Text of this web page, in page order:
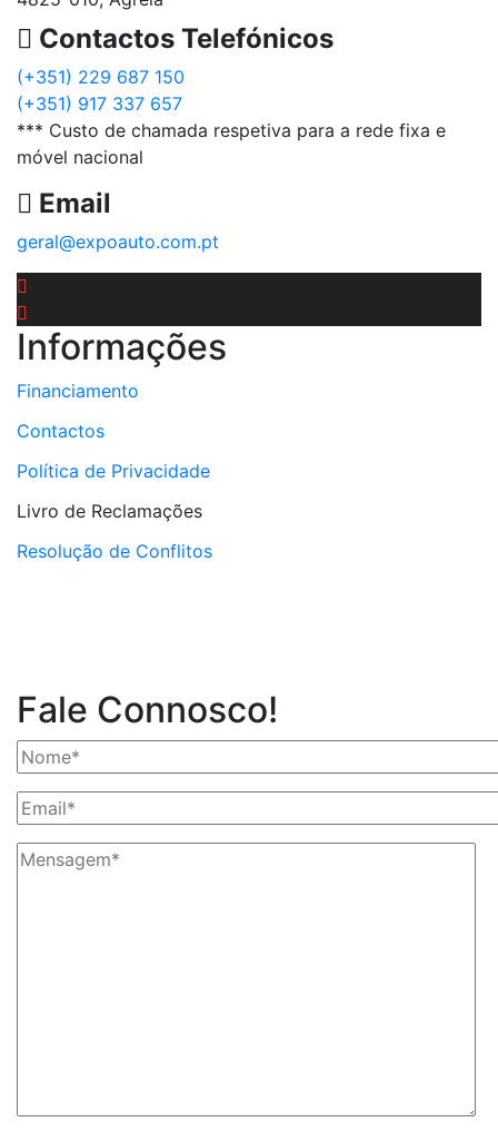
Contactos Telefónicos
(+351) 229 687 150
(+351) 917 337 657
*** Custo de chamada respetiva para a rede fixa e
móvel nacional
Email
geral@expoauto.com.pt
Informações
Financiamento
Contactos
Política de Privacidade
Livro de Reclamações
Resolução de Conflitos
Fale Connosco!